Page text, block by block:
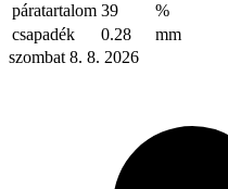
páratartalom 39
%
csapadék
0.28
mm
szombat 8. 8. 2026